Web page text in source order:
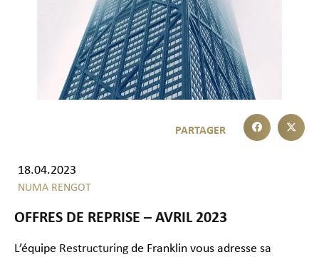
18.04.2023
NUMA RENGOT
OFFRES DE REPRISE – AVRIL 2023
L’équipe Restructuring de Franklin vous adresse sa